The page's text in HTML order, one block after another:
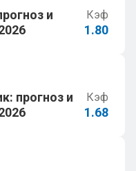
и
Кэф
1.80
прогноз и
Кэф
1.68